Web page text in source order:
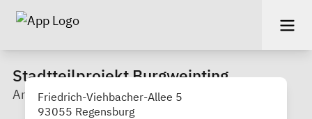
Stadtteilprojekt Burgweinting
Amt für Jugend und Familie
Friedrich-Viehbacher-Allee 5
93055 Regensburg